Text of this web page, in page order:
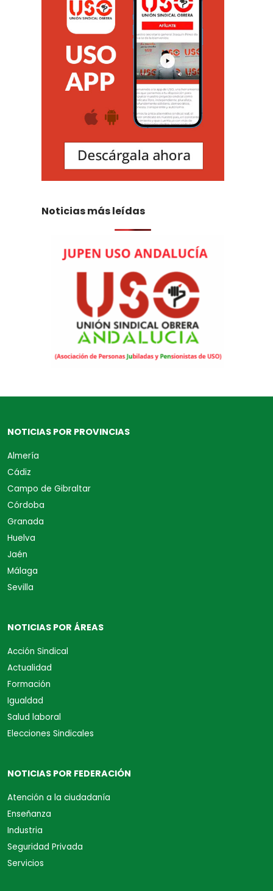
Noticias más leídas
NOTICIAS POR PROVINCIAS
Almería
Cádiz
Campo de Gibraltar
Córdoba
Granada
Huelva
Jaén
Málaga
Sevilla
NOTICIAS POR ÁREAS
Acción Sindical
Actualidad
Formación
Igualdad
Salud laboral
Elecciones Sindicales
NOTICIAS POR FEDERACIÓN
Atención a la ciudadanía
Enseñanza
Industria
Seguridad Privada
Servicios